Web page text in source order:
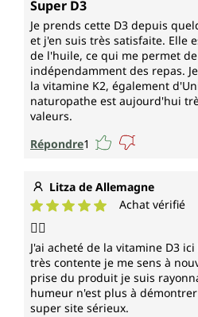
Super D3
Je prends cette D3 depuis
et j'en suis très satisfaite. Elle
de l'huile, ce qui me permet
indépendamment des repas.
la vitamine K2, également
naturopathe est aujourd'hui
valeurs.
Répondre1
Litza de Allemagne
Note moyenne de 5 sur 5
Achat vérifié
👍🏻
J'ai acheté de la vitamine D3
très contente je me sens à
prise du produit je suis
humeur n'est plus à démontrer
super site sérieux.